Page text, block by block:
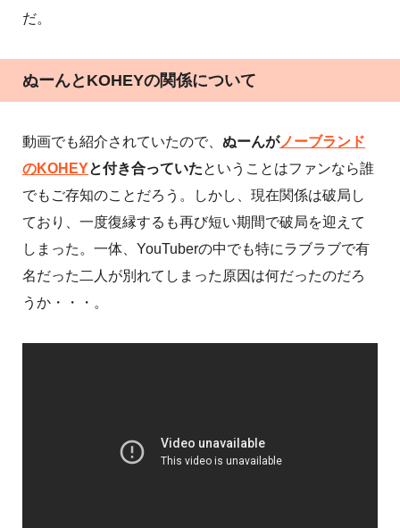
だ。
ぬーんとKOHEYの関係について
動画でも紹介されていたので、 ぬーんがノーブランド
のKOHEYと付き合っていたということはファンなら誰
でもご存知のことだろう。しかし、現在関係は破局し
ており、一度復縁するも再び短い期間で破局を迎えて
しまった。一体、YouTuberの中でも特にラブラブで有
名だった二人が別れてしまった原因は何だったのだろ
うか・・・。